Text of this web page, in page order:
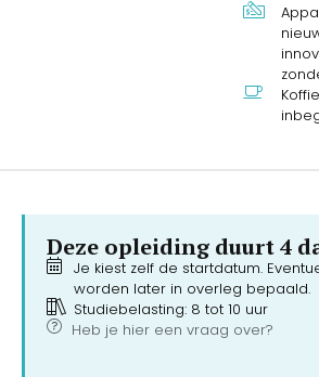
Deze opleiding duurt 4
Je kiest zelf de startdatum.
worden later in overleg bepaald.
Studiebelasting: 8 tot 10 uur
Heb je hier een vraag over?